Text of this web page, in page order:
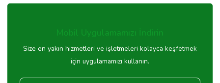
Mobil Uygulamamızı İndirin
Size en yakın hizmetleri ve işletmeleri kolayca keşfetmek
için uygulamamızı kullanın.